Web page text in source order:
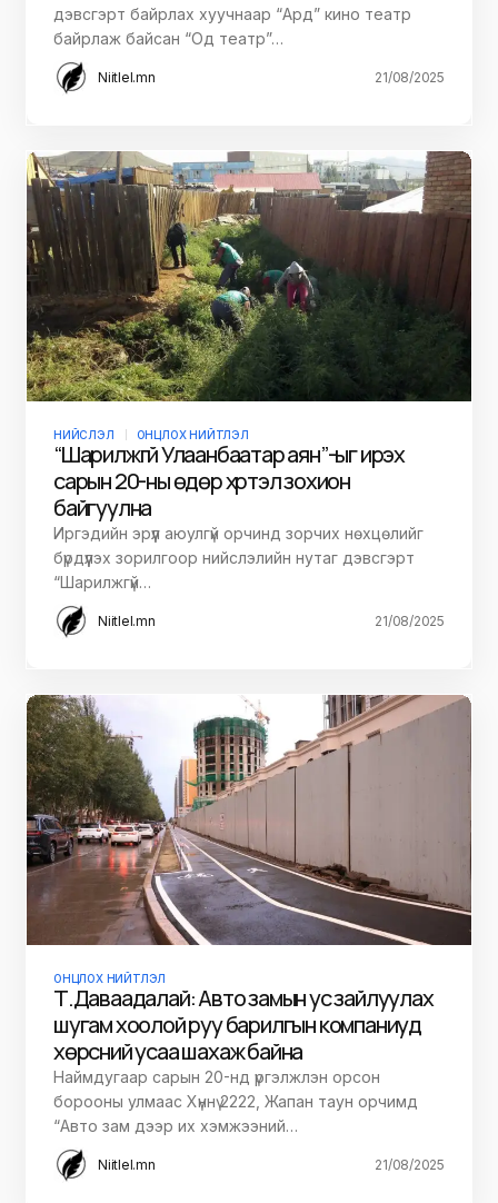
дэвсгэрт байрлах хуучнаар “Ард” кино театр
байрлаж байсан “Од театр”…
Niitlel.mn 21/08/2025
НИЙСЛЭЛ ОНЦЛОХ НИЙТЛЭЛ
“Шарилжгүй Улаанбаатар аян”-ыг ирэх
сарын 20-ны өдөр хүртэл зохион
байгуулна
Иргэдийн эрүүл аюулгүй орчинд зорчих нөхцөлийг
бүрдүүлэх зорилгоор нийслэлийн нутаг дэвсгэрт
“Шарилжгүй…
Niitlel.mn 21/08/2025
ОНЦЛОХ НИЙТЛЭЛ
Т.Даваадалай: Авто замын ус зайлуулах
шугам хоолой руу барилгын компаниуд
хөрсний усаа шахаж байна
Наймдугаар сарын 20-нд үргэлжлэн орсон
борооны улмаас Хүннү 2222, Жапан таун орчимд
“Авто зам дээр их хэмжээний…
Niitlel.mn 21/08/2025